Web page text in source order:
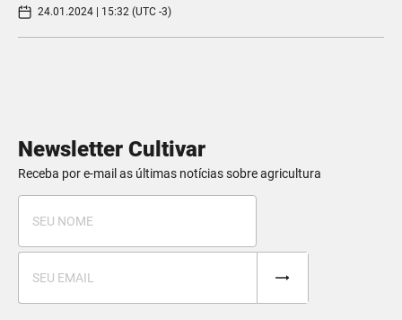
24.01.2024 | 15:32 (UTC -3)
Newsletter Cultivar
Receba por e-mail as últimas notícias sobre agricultura